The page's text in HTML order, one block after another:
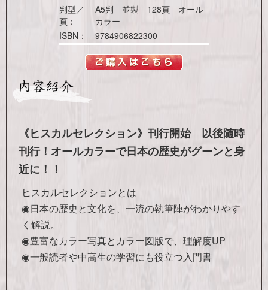
判型／
頁：
A5判 並製 128頁 オール
カラー
ISBN：
9784906822300
《ヒスカルセレクション》刊行開始 以後随時
刊行！オールカラーで日本の歴史がグーンと身
近に！！
ヒスカルセレクションとは
◉日本の歴史と文化を、一流の執筆陣がわかりやす
く解説。
◉豊富なカラー写真とカラー図版で、理解度UP
◉一般読者や中高生の学習にも役立つ入門書